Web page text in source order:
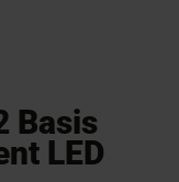
Basis
LED